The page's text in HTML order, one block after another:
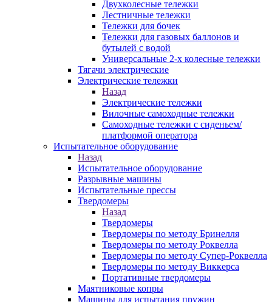
Двухколесные тележки
Лестничные тележки
Тележки для бочек
Тележки для газовых баллонов и
бутылей с водой
Универсальные 2-х колесные тележки
Тягачи электрические
Электрические тележки
Назад
Электрические тележки
Вилочные самоходные тележки
Самоходные тележки с сиденьем/
платформой оператора
Испытательное оборудование
Назад
Испытательное оборудование
Разрывные машины
Испытательные прессы
Твердомеры
Назад
Твердомеры
Твердомеры по методу Бринелля
Твердомеры по методу Роквелла
Твердомеры по методу Супер-Роквелла
Твердомеры по методу Виккерса
Портативные твердомеры
Маятниковые копры
Машины для испытания пружин